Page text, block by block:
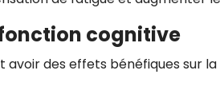
cognitive
avoir des effets bénéfiques sur